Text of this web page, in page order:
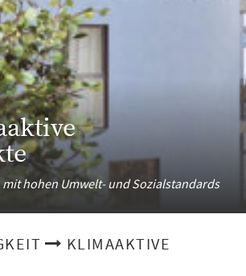
hohen Umwelt- und Sozialstandards
KLIMAAKTIVE